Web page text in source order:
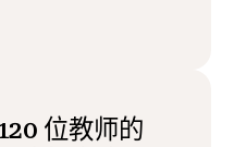
位教师的